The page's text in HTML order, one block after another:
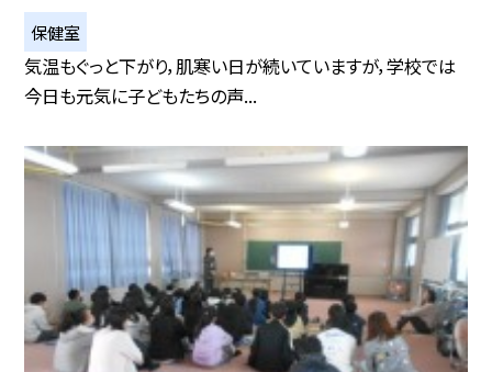
保健室
気温もぐっと下がり，肌寒い日が続いていますが，学校では
今日も元気に子どもたちの声...